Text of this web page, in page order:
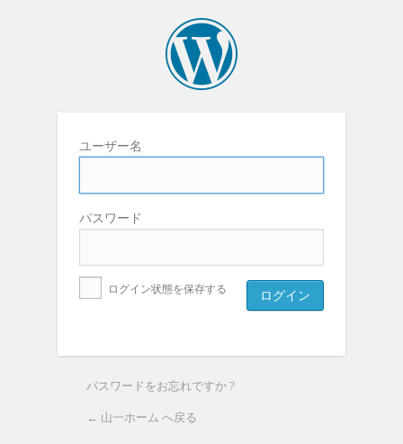
ユーザー名
パスワード
ログイン状態を保存する
パスワードをお忘れですか ?
← 山一ホーム へ戻る